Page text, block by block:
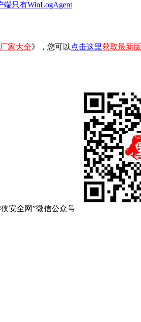
端只有WinLogAgent
家大全》，您可以 点击这里获取最新版
侠安全网”微信公众号